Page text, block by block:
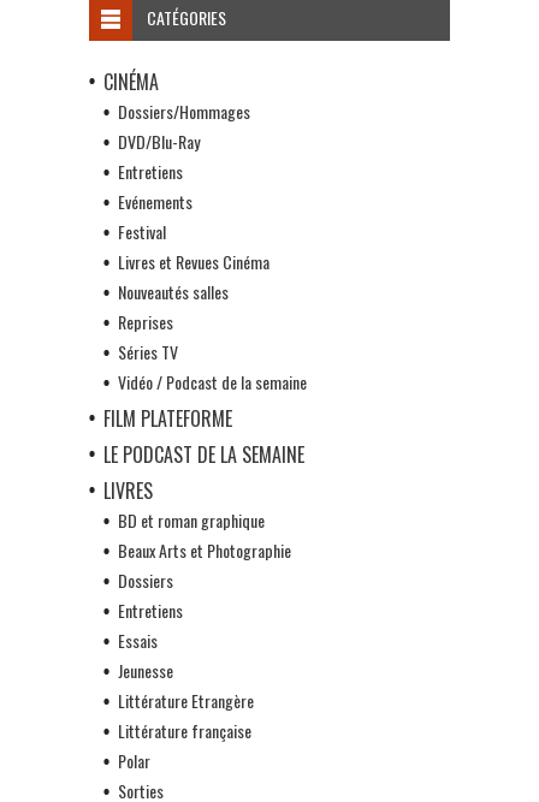
CATÉGORIES
CINÉMA
Dossiers/Hommages
DVD/Blu-Ray
Entretiens
Evénements
Festival
Livres et Revues Cinéma
Nouveautés salles
Reprises
Séries TV
Vidéo / Podcast de la semaine
FILM PLATEFORME
LE PODCAST DE LA SEMAINE
LIVRES
BD et roman graphique
Beaux Arts et Photographie
Dossiers
Entretiens
Essais
Jeunesse
Littérature Etrangère
Littérature française
Polar
Sorties